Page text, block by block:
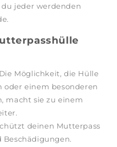
jeder werdenden
Die Möglichkeit, die Hülle
einem besonderen
macht sie zu einem
deinen Mutterpass